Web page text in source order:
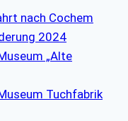
nach Cochem
2024
„Alte
Tuchfabrik